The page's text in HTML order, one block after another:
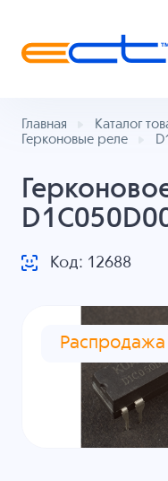
Главная Каталог
Герконовые реле
Код: 12688
Распродажа